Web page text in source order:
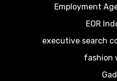
Employment
EOR
executive search
fashion